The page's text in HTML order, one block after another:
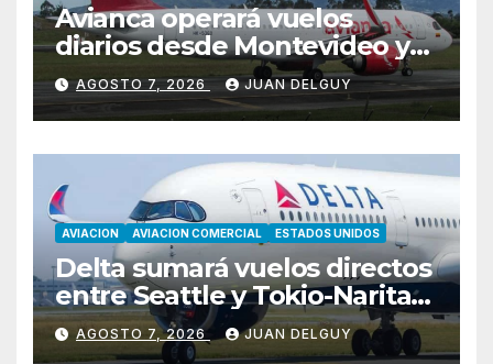
Avianca operará vuelos
diarios desde Montevideo y
Asunción hacia Bogotá
AGOSTO 7, 2026 JUAN DELGUY
AVIACION AVIACION COMERCIAL ESTADOS UNIDOS
Delta sumará vuelos directos
entre Seattle y Tokio-Narita
desde marzo de 2027
AGOSTO 7, 2026 JUAN DELGUY